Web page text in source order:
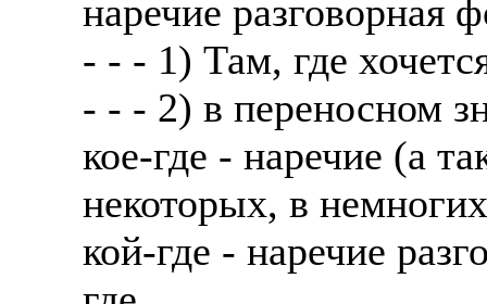
наречие разговорная
- - - 1) Там, где
- - - 2) в переносном
кое-где - наречие (а
некоторых, в
кой-где - наречие